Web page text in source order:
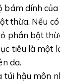
bám dính của
thừa. Nếu
phần bột
tiêu là một
da.
túi hậu môn